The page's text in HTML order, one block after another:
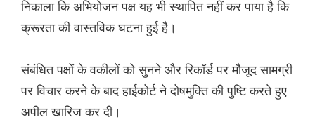
निकाला कि अभियोजन पक्ष यह भी स्थापित नहीं कर पाया है कि
क्रूरता की वास्तविक घटना हुई है।
संबंधित पक्षों के वकीलों को सुनने और रिकॉर्ड पर मौजूद सामग्री
पर विचार करने के बाद हाईकोर्ट ने दोषमुक्ति की पुष्टि करते हुए
अपील खारिज कर दी।